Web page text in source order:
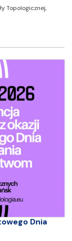
Topologicznej,
Dnia